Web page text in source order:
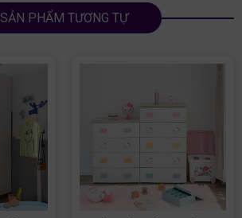
SẢN PHẨM TƯƠNG TỰ